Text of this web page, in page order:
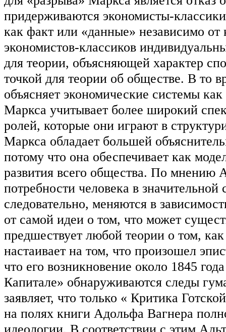
придерживаются экономисты-
как факт или «данные» независимо
экономистов-классиков
для теории, объясняющей характер
точкой для теории об обществе. В то
объясняет экономические системы
Маркса учитывает более широкий
ролей, которые они играют в
Маркса обладает большей
потому что она обеспечивает как
развития всего общества. По мнению
потребности человека в
следовательно, меняются в
от самой идеи о том, что может
предшествует любой теории о том,
настаивает на том, что произошел
что его возникновение около 1845
Капитале» обнаруживаются следы
заявляет, что только « Критика
на полях книги Адольфа Вагнера